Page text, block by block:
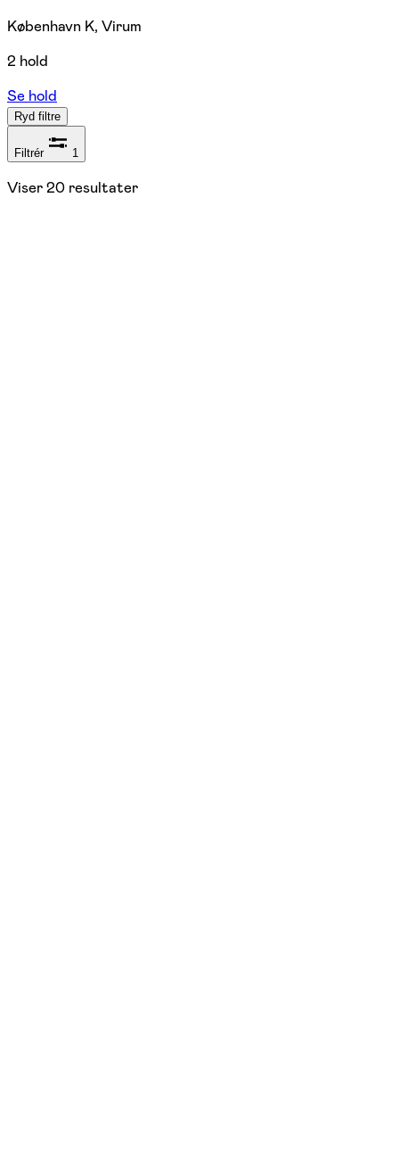
København K, Virum
2 hold
Se hold
Ryd filtre
Filtrér 1
Viser20 resultater